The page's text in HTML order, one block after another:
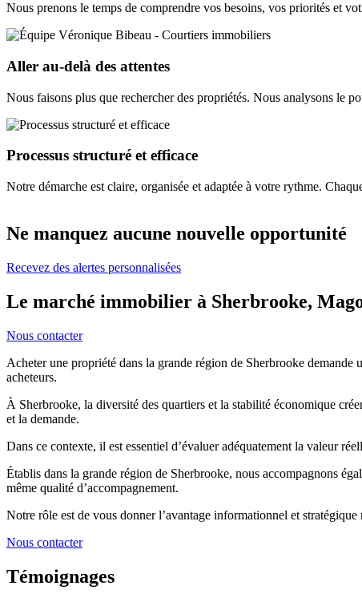
Nous prenons le temps de comprendre vos besoins, vos priorités et
Aller au-delà des attentes
Nous faisons plus que rechercher des propriétés. Nous analysons le
Processus structuré et efficace
Notre démarche est claire, organisée et adaptée à votre rythme.
Ne manquez aucune nouvelle opportunité
Recevez des alertes personnalisées
Le marché immobilier à Sherbrooke,
Nous contacter
Acheter une propriété dans la grande région de Sherbrooke
acheteurs.
À Sherbrooke, la diversité des quartiers et la stabilité économique
et la demande.
Dans ce contexte, il est essentiel d’évaluer adéquatement la valeur
Établis dans la grande région de Sherbrooke, nous accompagnons
même qualité d’accompagnement.
Notre rôle est de vous donner l’avantage informationnel et
Nous contacter
Témoignages